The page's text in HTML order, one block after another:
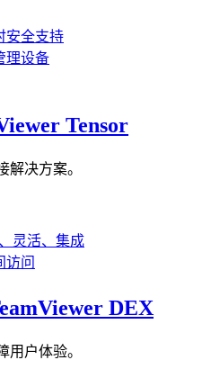
安全支持
理设备
Tensor
解决方案。
灵活、集成
访问
DEX
用户体验。